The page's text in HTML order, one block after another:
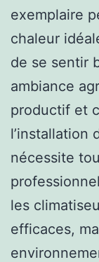
exemplaire
chaleur
de se sentir
ambiance
productif et
l’installation
nécessite
les
efficaces,